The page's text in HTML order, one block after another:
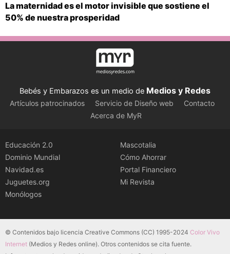
La maternidad es el motor invisible que sostiene el
50% de nuestra prosperidad
Bebés y Embarazos es un medio de Medios y Redes
Artículos patrocinados Servicio de Diseño web
Contacto
Acerca de MyR
Educación 2.0
Dominio Mundial
Navidad.es
Juguetes.org
Monólogos
Mascotalia
Cómo Ahorrar
Portal Financiero
Mi Revista
© Contenidos bajo licencia Creative Commons (CC) 1995-2024 Color Vivo
Internet (Medios y Redes online). Otros contenidos se cita fuente.